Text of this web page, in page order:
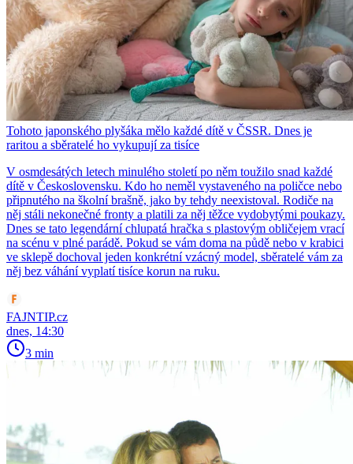
Tohoto japonského plyšáka mělo každé dítě v ČSSR. Dnes je
raritou a sběratelé ho vykupují za tisíce
V osmdesátých letech minulého století po něm toužilo snad každé
dítě v Československu. Kdo ho neměl vystaveného na poličce nebo
připnutého na školní brašně, jako by tehdy neexistoval. Rodiče na
něj stáli nekonečné fronty a platili za něj těžce vydobytými poukazy.
Dnes se tato legendární chlupatá hračka s plastovým obličejem vrací
na scénu v plné parádě. Pokud se vám doma na půdě nebo v krabici
ve sklepě dochoval jeden konkrétní vzácný model, sběratelé vám za
něj bez váhání vyplatí tisíce korun na ruku.
FAJNTIP.cz
dnes, 14:30
3 min